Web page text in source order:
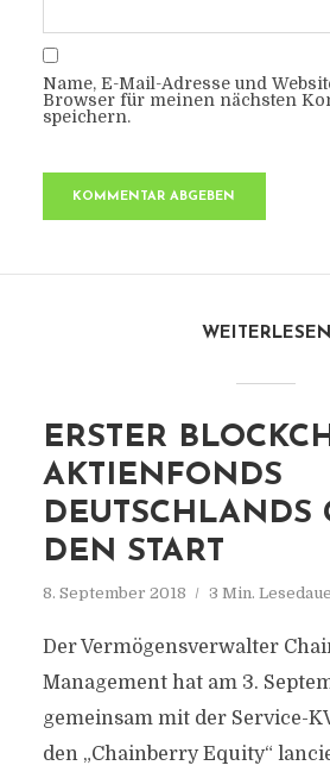
Name, E-Mail-Adresse und
Browser für meinen nächsten
speichern.
WEITERLESEN
ERSTER
AKTIENFONDS
DEUTSCHLANDS
DEN START
8. September 2018 3 Min.
Der Vermögensverwalter
Management hat am 3.
gemeinsam mit der Service-
den „Chainberry Equity“